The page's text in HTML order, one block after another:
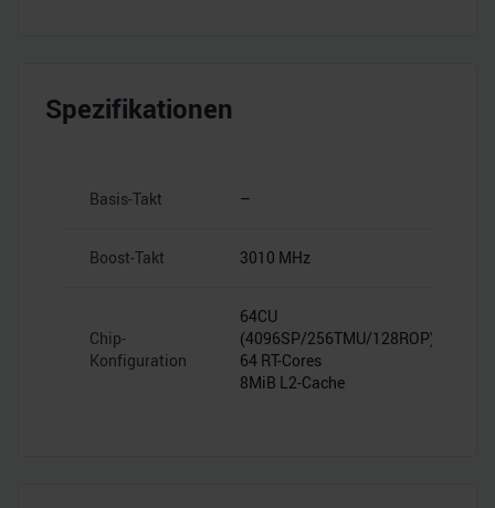
Spezifikationen
Basis-Takt –
Boost-Takt 3010 MHz
Chip-
Konfiguration
64CU
(4096SP/256TMU/128ROP)
64 RT-Cores
8MiB L2-Cache